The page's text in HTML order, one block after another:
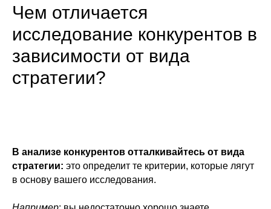
Чем отличается
исследование конкурентов в
зависимости от вида
стратегии?
В анализе конкурентов отталкивайтесь от вида
стратегии: это определит те критерии, которые лягут
в основу вашего исследования.